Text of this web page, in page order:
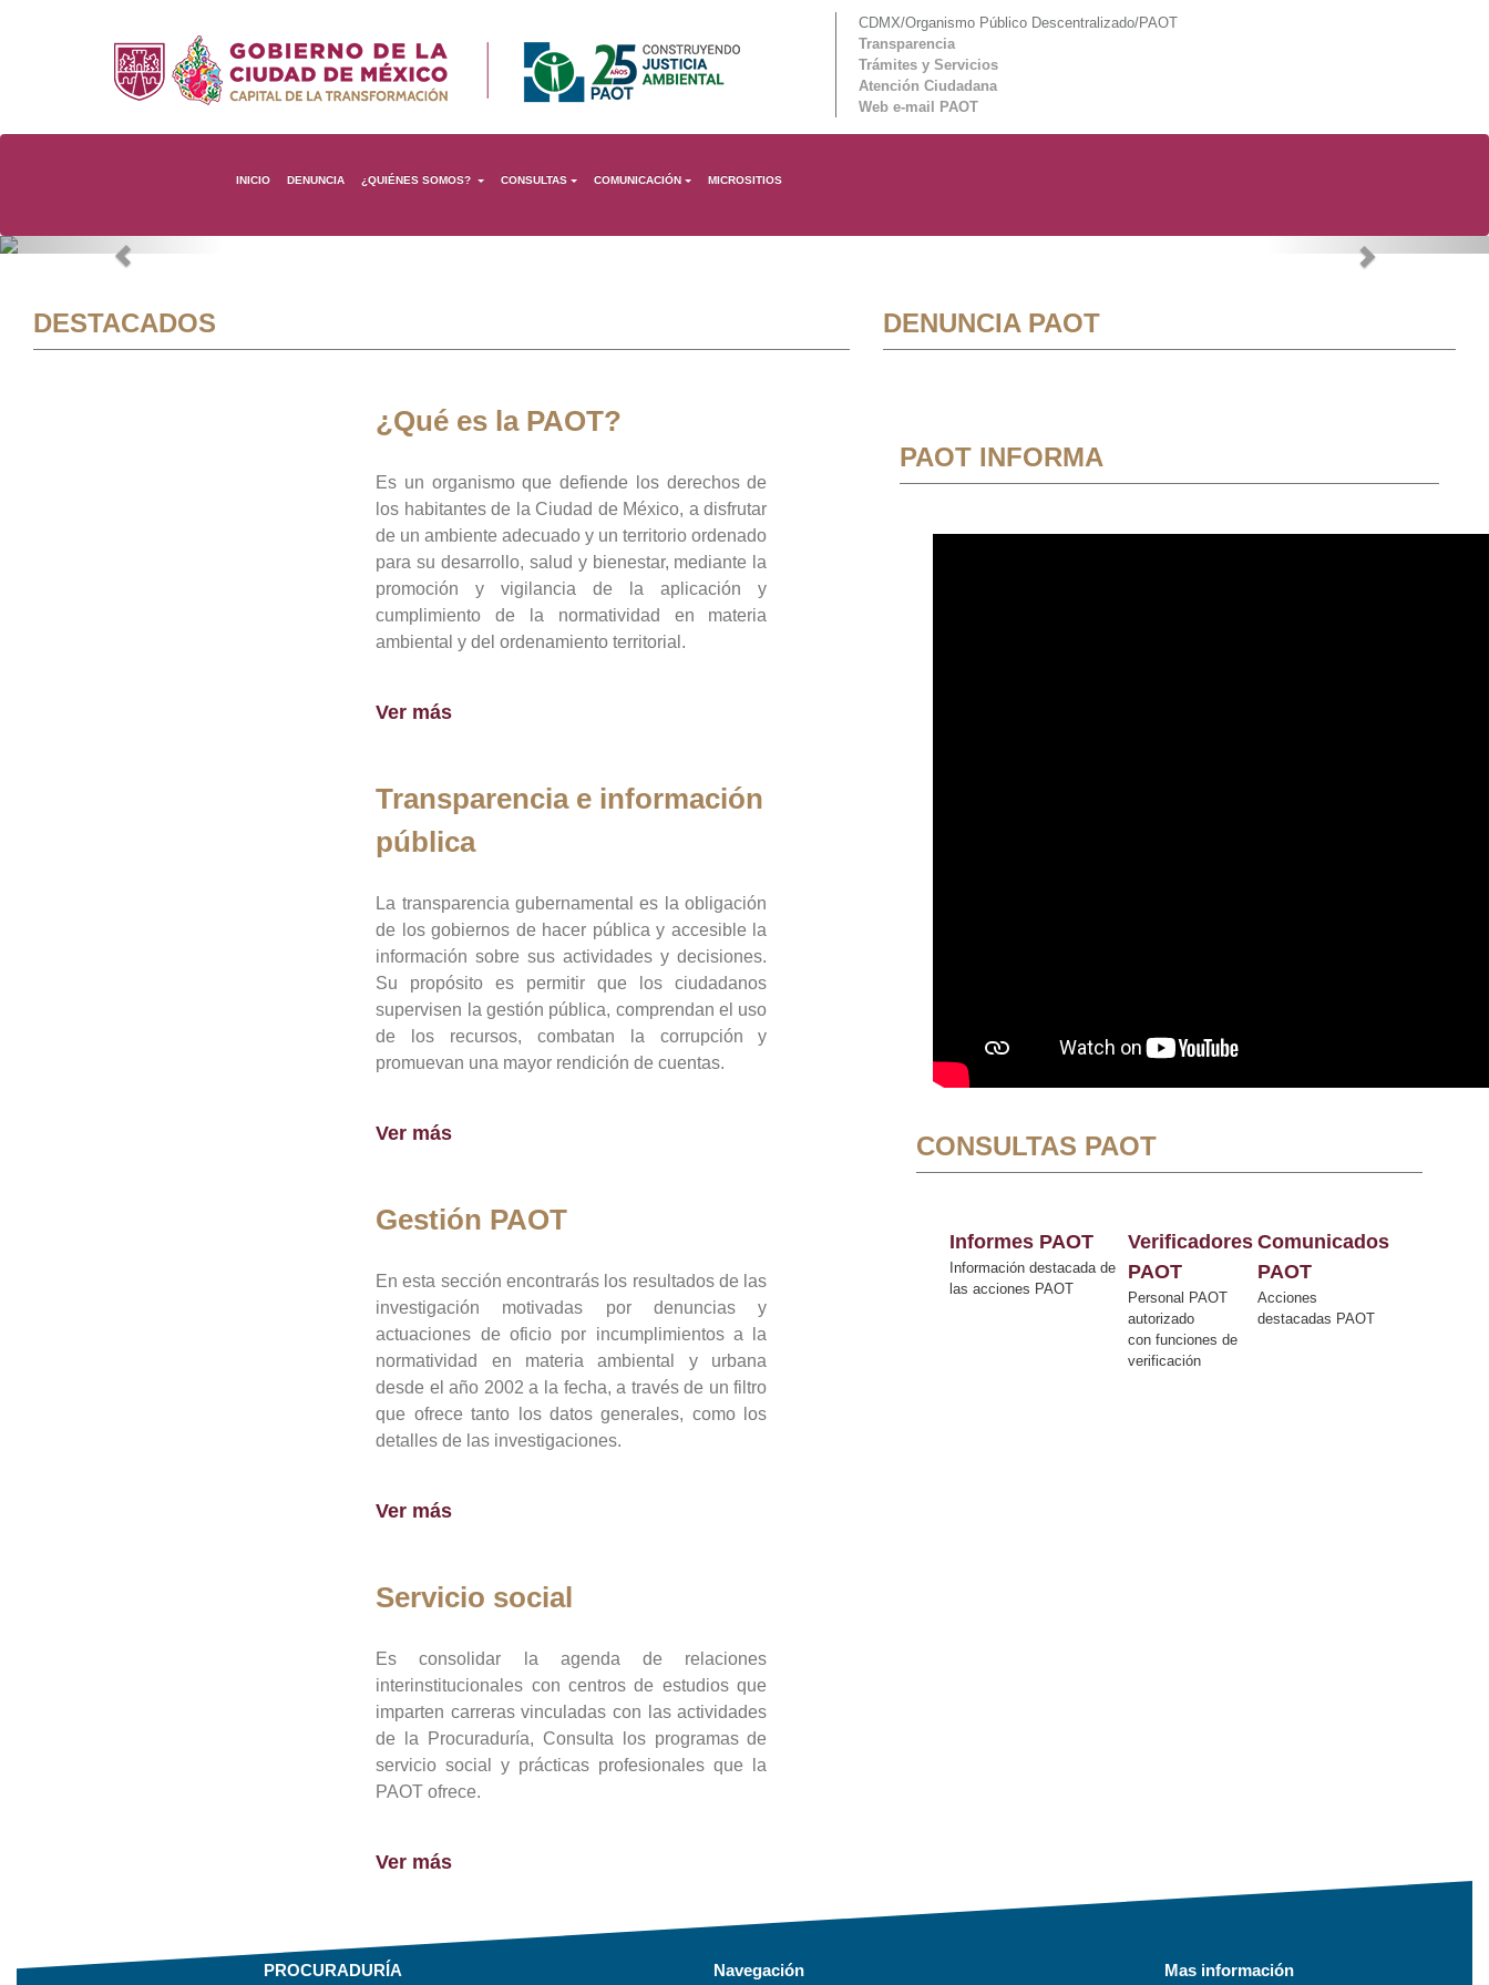
CDMX/Organismo Público Descentralizado/PAOT
Transparencia
Trámites y Servicios
Atención Ciudadana
Web e-mail PAOT
INICIO DENUNCIA ¿QUIÉNES SOMOS? CONSULTAS COMUNICACIÓN MICROSITIOS
Previous Next
DESTACADOS
¿Qué es la PAOT?
Es un organismo que defiende los derechos de
los habitantes de la Ciudad de México, a disfrutar
de un ambiente adecuado y un territorio ordenado
para su desarrollo, salud y bienestar, mediante la
promoción y vigilancia de la aplicación y
cumplimiento de la normatividad en materia
ambiental y del ordenamiento territorial.
Ver más
Transparencia e información
pública
La transparencia gubernamental es la obligación
de los gobiernos de hacer pública y accesible la
información sobre sus actividades y decisiones.
Su propósito es permitir que los ciudadanos
supervisen la gestión pública, comprendan el uso
de los recursos, combatan la corrupción y
promuevan una mayor rendición de cuentas.
Ver más
Gestión PAOT
En esta sección encontrarás los resultados de las
investigación motivadas por denuncias y
actuaciones de oficio por incumplimientos a la
normatividad en materia ambiental y urbana
desde el año 2002 a la fecha, a través de un filtro
que ofrece tanto los datos generales, como los
detalles de las investigaciones.
Ver más
Servicio social
Es consolidar la agenda de relaciones
interinstitucionales con centros de estudios que
imparten carreras vinculadas con las actividades
de la Procuraduría, Consulta los programas de
servicio social y prácticas profesionales que la
PAOT ofrece.
Ver más
DENUNCIA PAOT
PAOT INFORMA
CONSULTAS PAOT
Informes PAOT
Información destacada de
las acciones PAOT
Verificadores
PAOT
Personal PAOT
autorizado
con funciones de
verificación
Comunicados
PAOT
Acciones
destacadas PAOT
PROCURADURÍA Navegación Mas información